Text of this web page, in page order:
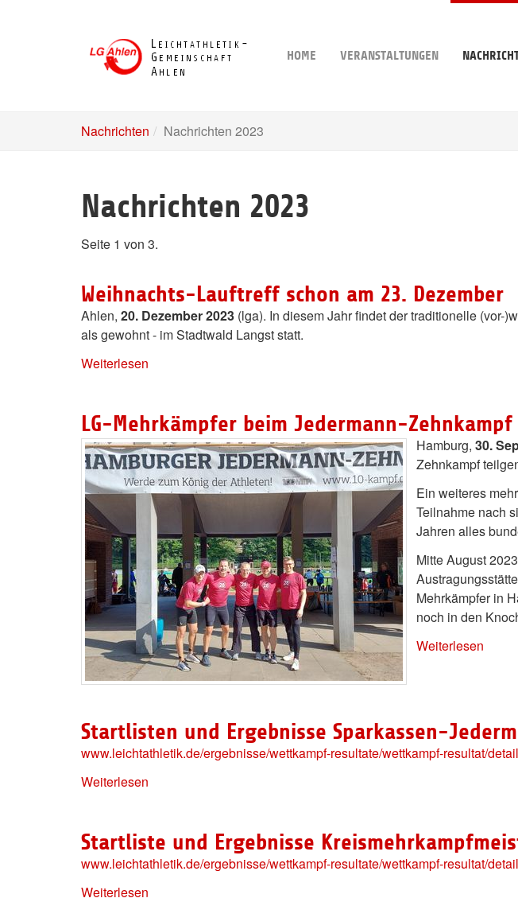
HOME VERANSTALTUNGEN
Nachrichten Nachrichten 2023
Nachrichten 2023
Seite 1 von 3.
Weihnachts-Lauftreff schon am 23. Dezember
Ahlen, 20. Dezember 2023 (lga). In diesem Jahr findet der traditionelle (vor-
als gewohnt - im Stadtwald Langst statt.
Weiterlesen
LG-Mehrkämpfer beim Jedermann-
Hamburg, 30.
Zehnkampf
Ein weiteres
Teilnahme nach
Jahren alles
Mitte August
Mehrkämpfer in
noch in den
Weiterlesen
Startlisten und Ergebnisse Sparkassen-
www.leichtathletik.de/ergebnisse/wettkampf-resultate/wettkampf-resultat/
Weiterlesen
Startliste und Ergebnisse
www.leichtathletik.de/ergebnisse/wettkampf-resultate/wettkampf-resultat/
Weiterlesen